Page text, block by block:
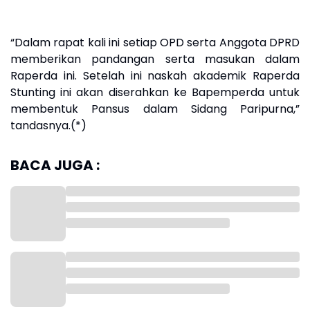
“Dalam rapat kali ini setiap OPD serta Anggota DPRD
memberikan pandangan serta masukan dalam
Raperda ini. Setelah ini naskah akademik Raperda
Stunting ini akan diserahkan ke Bapemperda untuk
membentuk Pansus dalam Sidang Paripurna,”
tandasnya.(*)
BACA JUGA :